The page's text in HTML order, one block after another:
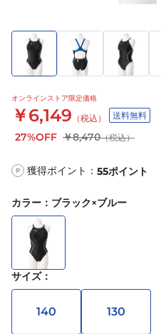
オンラインストア限定価格
￥6,149 （税込） 送料無料
27%OFF ￥8,470（税込）
P 獲得ポイント： 55ポイント
カラー ： ブラック×ブルー
サイズ：
140 130